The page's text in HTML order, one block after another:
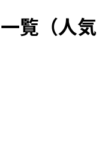
覧（人気